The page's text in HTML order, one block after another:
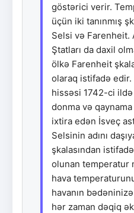
göstərici verir.
üçün iki tanınmış
Selsi və Farenheit.
Ştatları da daxil
ölkə Farenheit
olaraq istifadə edir.
hissəsi 1742-ci
donma və qaynama
ixtira edən İsveç
Selsinin adını
şkalasından
olunan temperatur
hava
havanın
hər zaman dəqiq